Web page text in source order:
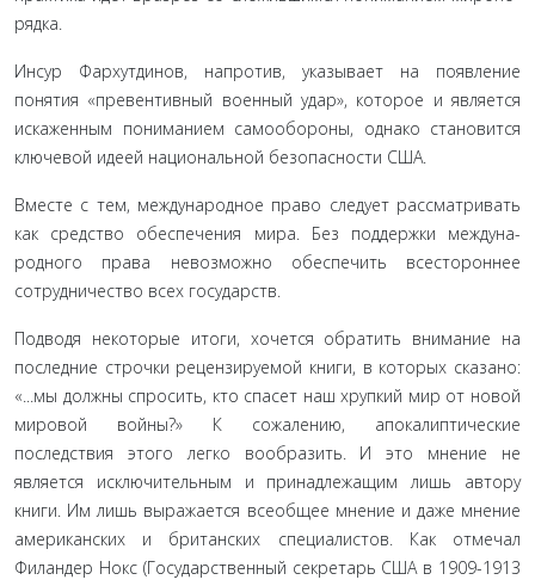
рядка.
Инсур Фархутдинов, напротив, указывает на появление
понятия «превентивный военный удар», которое и является
искаженным пониманием самообороны, однако становится
ключевой идеей национальной безопасности США.
Вместе с тем, международное право следует рассматри­вать
как средство обеспечения мира. Без поддержки междуна­
родного права невозможно обеспечить всестороннее
сотруд­ничество всех государств.
Подводя некоторые итоги, хочется обратить внимание на
последние строчки рецензируемой книги, в которых ска­зано:
«...мы должны спросить, кто спасет наш хрупкий мир от новой
мировой войны?» К сожалению, апокалиптические
последствия этого легко вообразить. И это мнение не
является исключительным и принадлежащим лишь автору
книги. Им лишь выражается всеобщее мнение и даже мнение
американ­ских и британских специалистов. Как отмечал
Филандер Нокс (Государственный секретарь США в 1909-1913